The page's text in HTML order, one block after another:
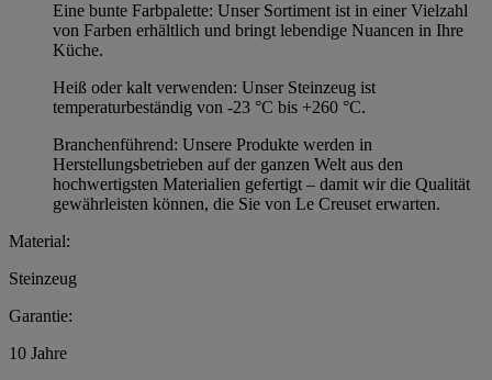
Eine bunte Farbpalette: Unser Sortiment ist in einer Vielzahl
von Farben erhältlich und bringt lebendige Nuancen in Ihre
Küche.
Heiß oder kalt verwenden: Unser Steinzeug ist
temperaturbeständig von -23 °C bis +260 °C.
Branchenführend: Unsere Produkte werden in
Herstellungsbetrieben auf der ganzen Welt aus den
hochwertigsten Materialien gefertigt – damit wir die Qualität
gewährleisten können, die Sie von Le Creuset erwarten.
Material:
Steinzeug
Garantie:
10 Jahre